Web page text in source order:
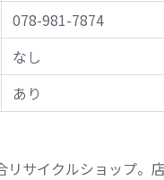
078-981-7874
なし
あり
リサイクルショップ。